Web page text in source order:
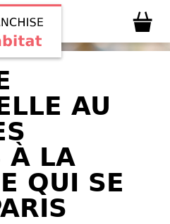
AU
À LA
QUI SE